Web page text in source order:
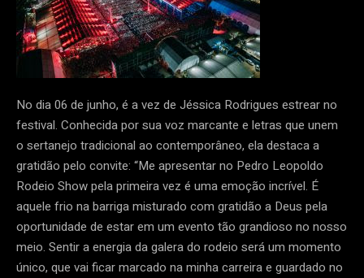
No dia 06 de junho, é a vez de Jéssica Rodrigues estrear no
festival. Conhecida por sua voz marcante e letras que unem
o sertanejo tradicional ao contemporâneo, ela destaca a
gratidão pelo convite: “Me apresentar no Pedro Leopoldo
Rodeio Show pela primeira vez é uma emoção incrível. É
aquele frio na barriga misturado com gratidão a Deus pela
oportunidade de estar em um evento tão grandioso no nosso
meio. Sentir a energia da galera do rodeio será um momento
único, que vai ficar marcado na minha carreira e guardado no